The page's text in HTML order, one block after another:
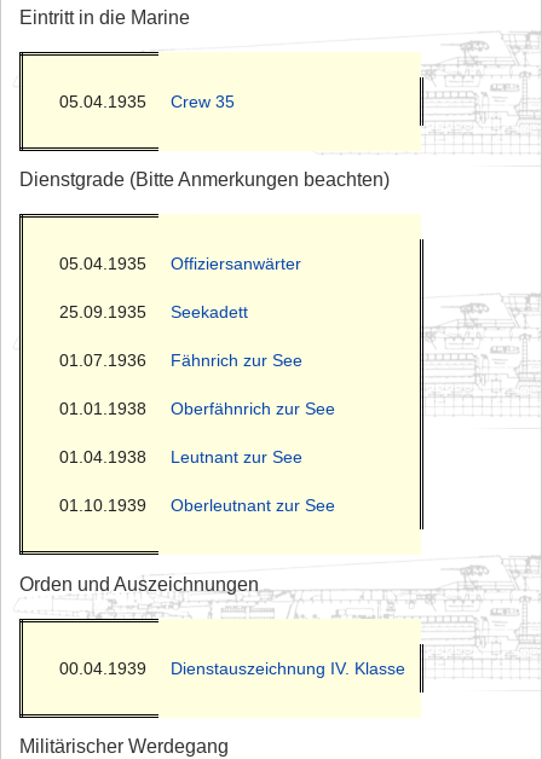
Eintritt in die Marine
05.04.1935 Crew 35
Dienstgrade (Bitte Anmerkungen beachten)
05.04.1935 Offiziersanwärter
25.09.1935 Seekadett
01.07.1936 Fähnrich zur See
01.01.1938 Oberfähnrich zur See
01.04.1938 Leutnant zur See
01.10.1939 Oberleutnant zur See
Orden und Auszeichnungen
00.04.1939 Dienstauszeichnung IV. Klasse
Militärischer Werdegang